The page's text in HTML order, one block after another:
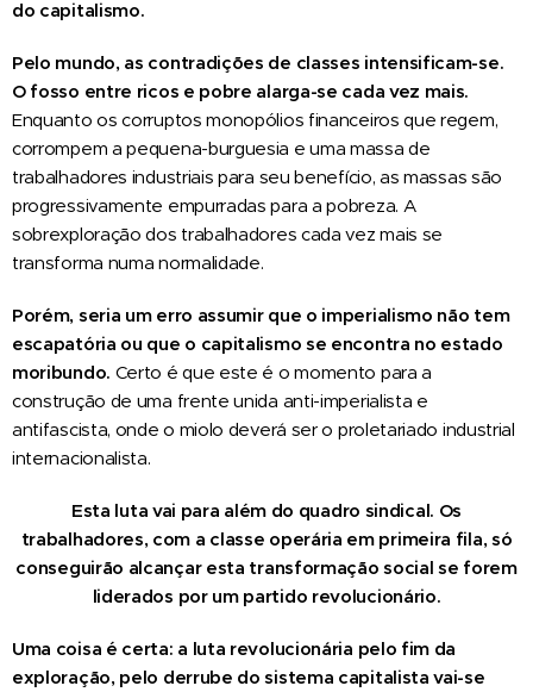
do capitalismo.
Pelo mundo, as contradições de classes intensificam-se.
O fosso entre ricos e pobre alarga-se cada vez mais.
Enquanto os corruptos monopólios financeiros que regem,
corrompem a pequena-burguesia e uma massa de
trabalhadores industriais para seu benefício, as massas são
progressivamente empurradas para a pobreza. A
sobrexploração dos trabalhadores cada vez mais se
transforma numa normalidade.
Porém, seria um erro assumir que o imperialismo não tem
escapatória ou que o capitalismo se encontra no estado
moribundo. Certo é que este é o momento para a
construção de uma frente unida anti-imperialista e
antifascista, onde o miolo deverá ser o proletariado industrial
internacionalista.
Esta luta vai para além do quadro sindical. Os
trabalhadores, com a classe operária em primeira fila, só
conseguirão alcançar esta transformação social se forem
liderados por um partido revolucionário.
Uma coisa é certa: a luta revolucionária pelo fim da
exploração, pelo derrube do sistema capitalista vai-se